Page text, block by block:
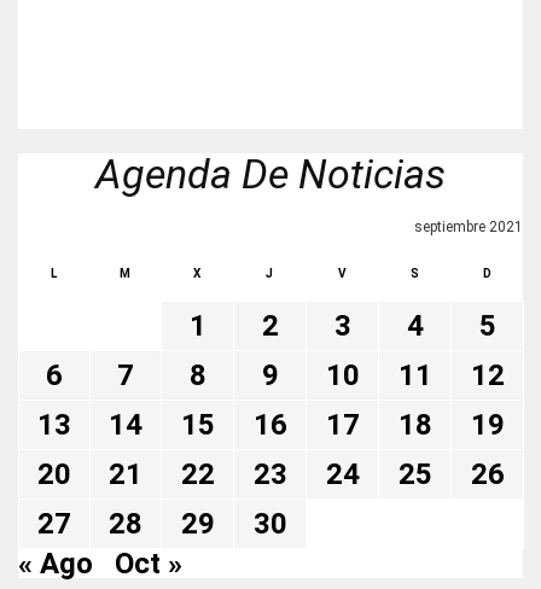
Agenda De Noticias
septiembre 2021
L M X J V S D
1 2 3 4
5
6
7 8 9 10 11
12
13
14 15 16 17 18
19
20
21 22 23 24 25
26
27
28 29
30
« Ago
Oct »